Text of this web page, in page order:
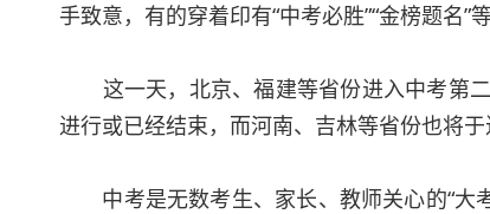
手致意，有的穿着印有“中考必胜”“金榜题名
这一天，北京、福建等省份进入中考第二
进行或已经结束，而河南、吉林等省份也将于
中考是无数考生、家长、教师关心的“大